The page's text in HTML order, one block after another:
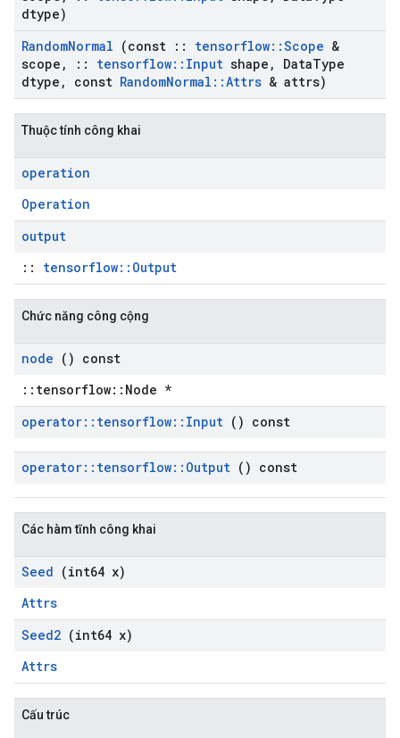
dtype)
RandomNormal (const :: tensorflow::Scope &
scope , :: tensorflow:: Input shape , DataType
dtype , const RandomNormal ::Attrs & attrs)
Thuộc tính công khai
operation
Operation
output
:: tensorflow::Output
Chức năng công cộng
node () const
::tensorflow::Node *
operator:: tensorflow:: Input () const
operator:: tensorflow:: Output () const
Các hàm tĩnh công khai
Seed (int64 x)
Attrs
Seed2 (int64 x)
Attrs
Cấu trúc